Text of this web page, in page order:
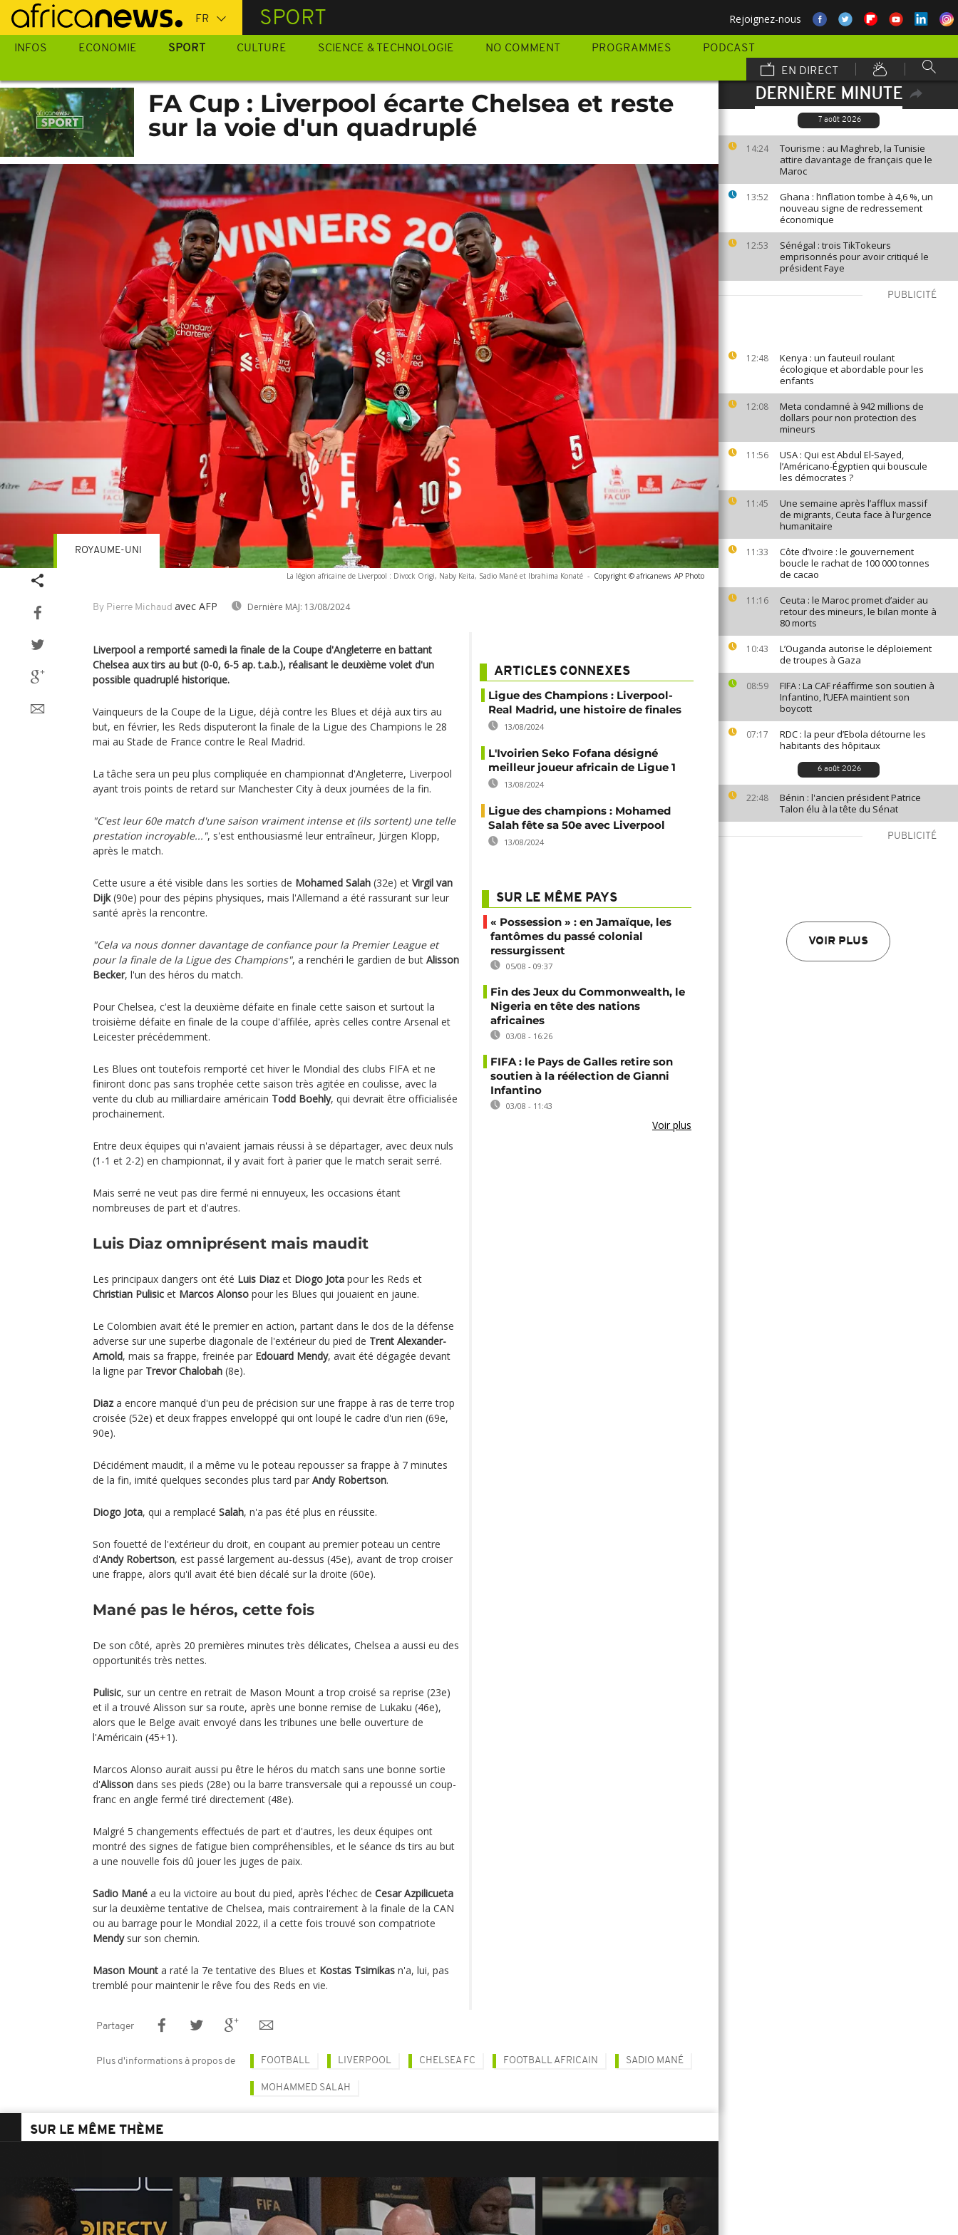
Passer
au
contenu
SPORT Rejoignez-nous
INFOS ECONOMIE SPORT CULTURE SCIENCE & TECHNOLOGIE NO COMMENT PROGRAMMES
PODCAST
EN DIRECT
DERNIÈRE MINUTE
7 août 2026
14:24
Tourisme : au Maghreb, la Tunisie
attire davantage de français que le
Maroc
13:52
Ghana : l’inflation tombe à 4,6 %, un
nouveau signe de redressement
économique
12:53
Sénégal : trois TikTokeurs
emprisonnés pour avoir critiqué le
président Faye
PUBLICITÉ
12:48
Kenya : un fauteuil roulant
écologique et abordable pour les
enfants
12:08
Meta condamné à 942 millions de
dollars pour non protection des
mineurs
11:56
USA : Qui est Abdul El-Sayed,
l’Américano-Égyptien qui bouscule
les démocrates ?
11:45
Une semaine après l’afflux massif
de migrants, Ceuta face à l’urgence
humanitaire
11:33
Côte d’Ivoire : le gouvernement
boucle le rachat de 100 000 tonnes
de cacao
11:16
Ceuta : le Maroc promet d’aider au
retour des mineurs, le bilan monte à
80 morts
10:43
L’Ouganda autorise le déploiement
de troupes à Gaza
08:59
FIFA : La CAF réaffirme son soutien à
Infantino, l’UEFA maintient son
boycott
07:17
RDC : la peur d’Ebola détourne les
habitants des hôpitaux
6 août 2026
22:48
Bénin : l'ancien président Patrice
Talon élu à la tête du Sénat
PUBLICITÉ
VOIR PLUS
FA Cup : Liverpool écarte Chelsea et reste
sur la voie d'un quadruplé
La légion africaine de Liverpool : Divock Origi, Naby Keita, Sadio Mané et Ibrahima Konaté - Copyright © africanews AP Photo
By Pierre Michaud avec AFP Dernière MAJ: 13/08/2024
ROYAUME-UNI
Liverpool a remporté samedi la finale de la Coupe d'Angleterre en battant
Chelsea aux tirs au but (0-0, 6-5 ap. t.a.b.), réalisant le deuxième volet d'un
possible quadruplé historique.
Vainqueurs de la Coupe de la Ligue, déjà contre les Blues et déjà aux tirs au
but, en février, les Reds disputeront la finale de la Ligue des Champions le 28
mai au Stade de France contre le Real Madrid.
La tâche sera un peu plus compliquée en championnat d'Angleterre, Liverpool
ayant trois points de retard sur Manchester City à deux journées de la fin.
"C'est leur 60e match d'une saison vraiment intense et (ils sortent) une telle
prestation incroyable...", s'est enthousiasmé leur entraîneur, Jürgen Klopp,
après le match.
Cette usure a été visible dans les sorties de Mohamed Salah (32e) et Virgil van
Dijk(90e) pour des pépins physiques, mais l'Allemand a été rassurant sur leur
santé après la rencontre.
"Cela va nous donner davantage de confiance pour la Premier League et
pour la finale de la Ligue des Champions", a renchéri le gardien de but Alisson
Becker, l'un des héros du match.
Pour Chelsea, c'est la deuxième défaite en finale cette saison et surtout la
troisième défaite en finale de la coupe d'affilée, après celles contre Arsenal et
Leicester précédemment.
Les Blues ont toutefois remporté cet hiver le Mondial des clubs FIFA et ne
finiront donc pas sans trophée cette saison très agitée en coulisse, avec la
vente du club au milliardaire américain Todd Boehly, qui devrait être officialisée
prochainement.
Entre deux équipes qui n'avaient jamais réussi à se départager, avec deux nuls
(1-1 et 2-2) en championnat, il y avait fort à parier que le match serait serré.
Mais serré ne veut pas dire fermé ni ennuyeux, les occasions étant
nombreuses de part et d'autres.
Luis Diaz omniprésent mais maudit
Les principaux dangers ont été Luis Diazet Diogo Jota pour les Reds et
Christian Pulisic et Marcos Alonso pour les Blues qui jouaient en jaune.
Le Colombien avait été le premier en action, partant dans le dos de la défense
adverse sur une superbe diagonale de l'extérieur du pied de Trent Alexander-
Arnold, mais sa frappe, freinée par Edouard Mendy, avait été dégagée devant
la ligne par Trevor Chalobah (8e).
Diaza encore manqué d'un peu de précision sur une frappe à ras de terre trop
croisée (52e) et deux frappes enveloppé qui ont loupé le cadre d'un rien (69e,
90e).
Décidément maudit, il a même vu le poteau repousser sa frappe à 7 minutes
de la fin, imité quelques secondes plus tard par Andy Robertson.
Diogo Jota, qui a remplacé Salah, n'a pas été plus en réussite.
Son fouetté de l'extérieur du droit, en coupant au premier poteau un centre
d'Andy Robertson, est passé largement au-dessus (45e), avant de trop croiser
une frappe, alors qu'il avait été bien décalé sur la droite (60e).
Mané pas le héros, cette fois
De son côté, après 20 premières minutes très délicates, Chelsea a aussi eu des
opportunités très nettes.
Pulisic, sur un centre en retrait de Mason Mount a trop croisé sa reprise (23e)
et il a trouvé Alisson sur sa route, après une bonne remise de Lukaku (46e),
alors que le Belge avait envoyé dans les tribunes une belle ouverture de
l'Américain (45+1).
Marcos Alonso aurait aussi pu être le héros du match sans une bonne sortie
d'Alisson dans ses pieds (28e) ou la barre transversale qui a repoussé un coup-
franc en angle fermé tiré directement (48e).
Malgré 5 changements effectués de part et d'autres, les deux équipes ont
montré des signes de fatigue bien compréhensibles, et le séance ds tirs au but
a une nouvelle fois dû jouer les juges de paix.
Sadio Mané a eu la victoire au bout du pied, après l'échec de Cesar Azpilicueta
sur la deuxième tentative de Chelsea, mais contrairement à la finale de la CAN
ou au barrage pour le Mondial 2022, il a cette fois trouvé son compatriote
Mendysur son chemin.
Mason Mount a raté la 7e tentative des Blues et Kostas Tsimikas n'a, lui, pas
tremblé pour maintenir le rêve fou des Reds en vie.
ARTICLES CONNEXES
Ligue des Champions : Liverpool-
Real Madrid, une histoire de finales
13/08/2024
L'Ivoirien Seko Fofana désigné
meilleur joueur africain de Ligue 1
13/08/2024
Ligue des champions : Mohamed
Salah fête sa 50e avec Liverpool
13/08/2024
SUR LE MÊME PAYS
« Possession » : en Jamaïque, les
fantômes du passé colonial
ressurgissent
05/08 - 09:37
Fin des Jeux du Commonwealth, le
Nigeria en tête des nations
africaines
03/08 - 16:26
FIFA : le Pays de Galles retire son
soutien à la réélection de Gianni
Infantino
03/08 - 11:43
Voir plus
Partager
Plus d'informations à propos de FOOTBALL LIVERPOOL CHELSEA FC FOOTBALL AFRICAIN SADIO MANÉ
MOHAMMED SALAH
SUR LE MÊME THÈME